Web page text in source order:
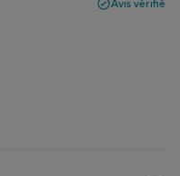
Avis vérifié